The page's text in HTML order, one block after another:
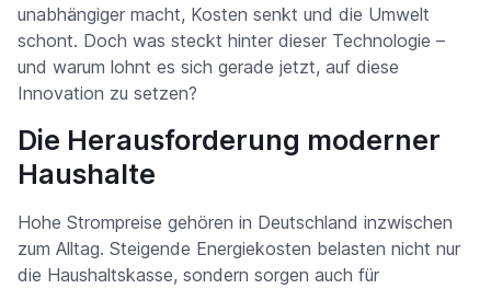
unabhängiger macht, Kosten senkt und die Umwelt
schont. Doch was steckt hinter dieser Technologie –
und warum lohnt es sich gerade jetzt, auf diese
Innovation zu setzen?
Die Herausforderung moderner
Haushalte
Hohe Strompreise gehören in Deutschland inzwischen
zum Alltag. Steigende Energiekosten belasten nicht nur
die Haushaltskasse, sondern sorgen auch für